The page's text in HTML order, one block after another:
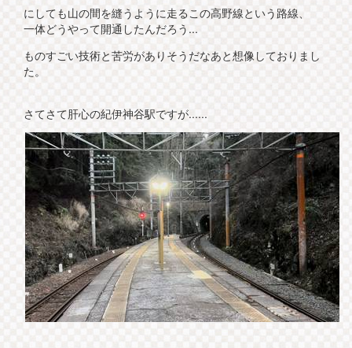
にしても山の間を縫うように走るこの高野線という路線、
一体どうやって開通したんだろう...
ものすごい技術と苦労がありそうだなあと想像しておりまし
た。
さてさて肝心の紀伊神谷駅ですが......